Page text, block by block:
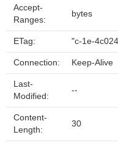
Accept-
Ranges:
bytes
ETag: "c-1e-
Connection: Keep-Alive
Last-
Modified:
--
Content-
Length:
30